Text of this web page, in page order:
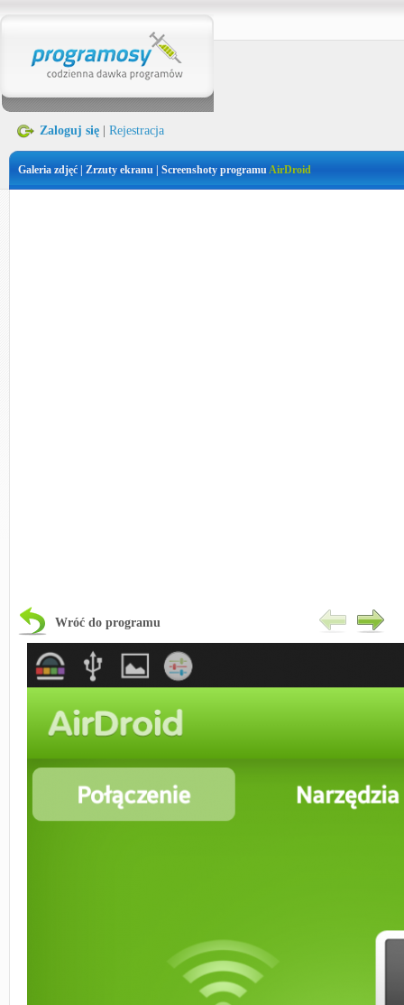
Zaloguj się Rejestracja
Galeria zdjęć | Zrzuty ekranu | Screenshoty programuAirDroid
Wróć do programu